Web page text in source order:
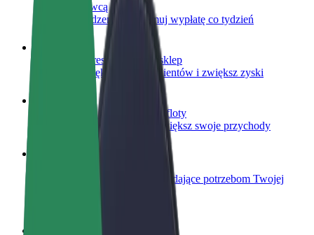
Zostań dostawcą
Dostarczaj jedzenie i otrzymuj wypłatę co tydzień
Dodaj swoją restaurację lub sklep
Dotrzyj do większej liczby klientów i zwiększ zyski
Zarejestruj się jako właściciel floty
Dodaj swoją flotę do Bolt i zwiększ swoje przychody
Produkty i usługi Bolt odpowiadające potrzebom Twojej